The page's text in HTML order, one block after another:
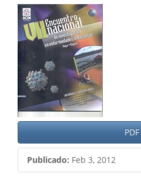
Barra
lateral
del
artículo
PDF
Publicado: Feb 3, 2012